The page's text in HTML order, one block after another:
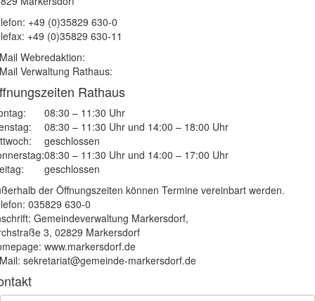
+49 (0)35829 630-0
+49 (0)35829 630-11
Webredaktion:
Verwaltung Rathaus:
Rathaus
08:30 – 11:30 Uhr
08:30 – 11:30 Uhr und 14:00 – 18:00 Uhr
geschlossen
08:30 – 11:30 Uhr und 14:00 – 17:00 Uhr
geschlossen
der Öffnungszeiten können Termine vereinbart werden.
035829 630-0
Gemeindeverwaltung Markersdorf,
3, 02829 Markersdorf
www.markersdorf.de
sekretariat@gemeinde-markersdorf.de